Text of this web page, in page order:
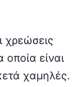
είναι
χαμηλές.